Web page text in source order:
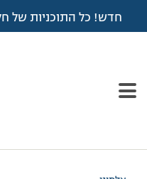
חדש! כל התוכניות של
עמוד הבית >דיונים>פורום >
מוצגות 2 תגובות – 1 עד 2 (מתוך 2 סה״כ)